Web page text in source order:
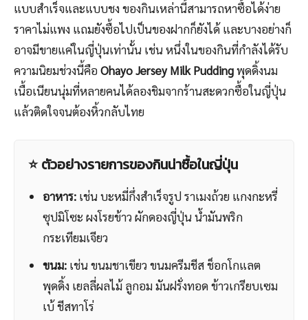
แบบสำเร็จและแบบชง ของกินเหล่านี้สามารถหาซื้อได้ง่าย
ราคาไม่แพง แถมยังซื้อไปเป็นของฝากก็ยังได้ และบางอย่างก็
อาจมีขายแค่ในญี่ปุ่นเท่านั้น เช่น หนึ่งในของกินที่กำลังได้รับ
ความนิยมช่วงนี้คือOhayo Jersey Milk Puddingพุดดิ้งนม
เนื้อเนียนนุ่มที่หลายคนได้ลองชิมจากร้านสะดวกซื้อในญี่ปุ่น
แล้วติดใจจนต้องหิ้วกลับไทย
⭐ ตัวอย่างรายการของกินน่าซื้อในญี่ปุ่น
อาหาร: เช่น บะหมี่กึ่งสำเร็จรูป ราเมงถ้วย แกงกะหรี่
ซุปมิโซะ ผงโรยข้าว ผักดองญี่ปุ่น น้ำมันพริก
กระเทียมเจียว
ขนม: เช่น ขนมชาเขียว ขนมครีมชีส ช็อกโกแลต
พุดดิ้ง เยลลี่ผลไม้ ลูกอม มันฝรั่งทอด ข้าวเกรียบเซม
เบ้ ชีสทาโร่